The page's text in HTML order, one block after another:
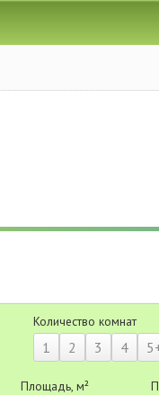
Количество комнат
1 2 3 4
Площадь, м²